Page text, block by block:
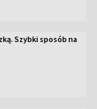
Szybki sposób na